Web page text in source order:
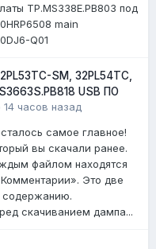
TP.MS338E.PB803 под
main
Q01
SM, 32PL54TC,
USB ПО
14 часов назад
самое главное!
вы скачали ранее.
файлом находятся
Это две
содержанию.
скачиванием дампа...